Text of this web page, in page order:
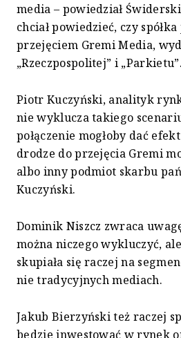
media – powiedział
chciał powiedzieć, czy
przejęciem Gremi Media,
„Rzeczpospolitej” i „Parkietu”.
Piotr Kuczyński, analityk
nie wyklucza takiego
połączenie mogłoby dać
drodze do przejęcia Gremi
albo inny podmiot skarbu
Kuczyński.
Dominik Niszcz zwraca
można niczego wykluczyć,
skupiała się raczej na
nie tradycyjnych mediach.
Jakub Bierzyński też raczej
będzie inwestować w rynek